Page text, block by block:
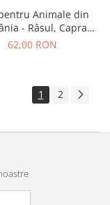
Animale din
- Râsul, Capra
și Zimbrul
62,00 RON
1 2